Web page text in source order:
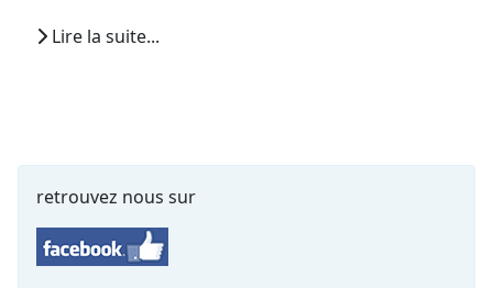
Lire la suite...
retrouvez nous sur